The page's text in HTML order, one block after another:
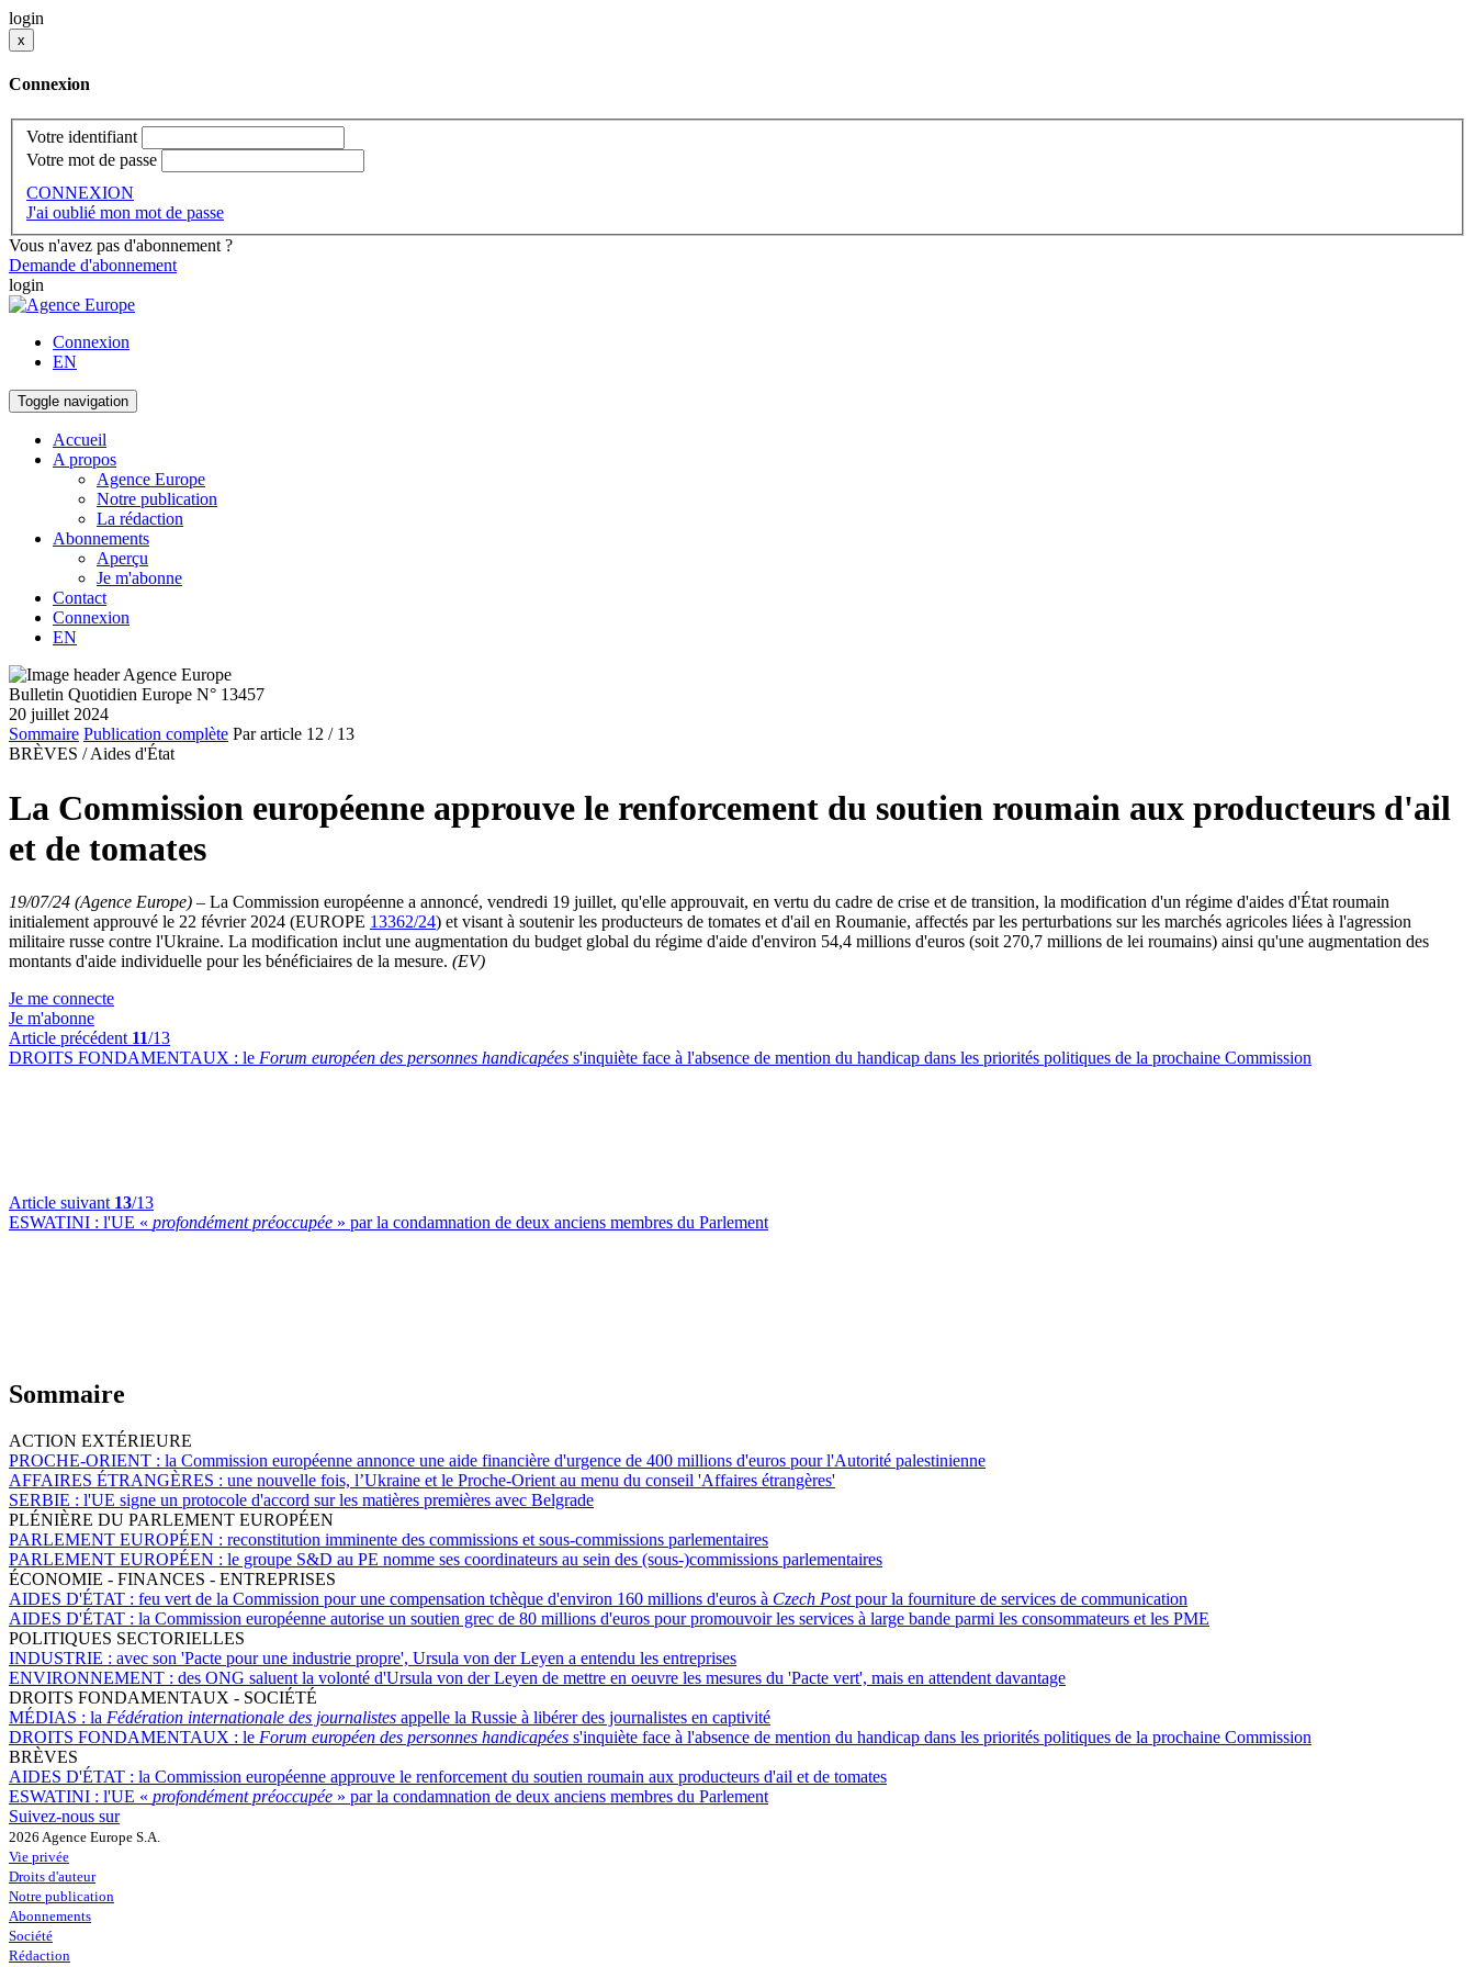
login
x
Connexion
Votre identifiant
Votre mot de passe
CONNEXION
J'ai oublié mon mot de passe
Vous n'avez pas d'abonnement ?
Demande d'abonnement
login
Connexion
EN
Toggle navigation
Accueil
A propos
Agence Europe
Notre publication
La rédaction
Abonnements
Aperçu
Je m'abonne
Contact
Connexion
EN
Bulletin Quotidien Europe N° 13457
20 juillet 2024
Sommaire Publication complète Par article 12 / 13
BRÈVES / Aides d'État
La Commission européenne approuve le renforcement du soutien roumain aux producteurs d'ail
et de tomates
19/07/24 (Agence Europe) – La Commission européenne a annoncé, vendredi 19 juillet, qu'elle approuvait, en vertu du cadre de crise et de transition, la modification d'un régime d'aides d'État roumain
initialement approuvé le 22 février 2024 (EUROPE 13362/24) et visant à soutenir les producteurs de tomates et d'ail en Roumanie, affectés par les perturbations sur les marchés agricoles liées à l'agression
militaire russe contre l'Ukraine. La modification inclut une augmentation du budget global du régime d'aide d'environ 54,4 millions d'euros (soit 270,7 millions de lei roumains) ainsi qu'une augmentation des
montants d'aide individuelle pour les bénéficiaires de la mesure. (EV)
Je me connecte
Je m'abonne
Article précédent 11/13
DROITS FONDAMENTAUX : le Forum européen des personnes handicapées s'inquiète face à l'absence de mention du handicap dans les priorités politiques de la prochaine Commission
Article suivant 13/13
ESWATINI : l'UE « profondément préoccupée » par la condamnation de deux anciens membres du Parlement
Sommaire
ACTION EXTÉRIEURE
PROCHE-ORIENT : la Commission européenne annonce une aide financière d'urgence de 400 millions d'euros pour l'Autorité palestinienne
AFFAIRES ÉTRANGÈRES : une nouvelle fois, l’Ukraine et le Proche-Orient au menu du conseil 'Affaires étrangères'
SERBIE : l'UE signe un protocole d'accord sur les matières premières avec Belgrade
PLÉNIÈRE DU PARLEMENT EUROPÉEN
PARLEMENT EUROPÉEN : reconstitution imminente des commissions et sous-commissions parlementaires
PARLEMENT EUROPÉEN : le groupe S&D au PE nomme ses coordinateurs au sein des (sous-)commissions parlementaires
ÉCONOMIE - FINANCES - ENTREPRISES
AIDES D'ÉTAT : feu vert de la Commission pour une compensation tchèque d'environ 160 millions d'euros à Czech Postpour la fourniture de services de communication
AIDES D'ÉTAT : la Commission européenne autorise un soutien grec de 80 millions d'euros pour promouvoir les services à large bande parmi les consommateurs et les PME
POLITIQUES SECTORIELLES
INDUSTRIE : avec son 'Pacte pour une industrie propre', Ursula von der Leyen a entendu les entreprises
ENVIRONNEMENT : des ONG saluent la volonté d'Ursula von der Leyen de mettre en oeuvre les mesures du 'Pacte vert', mais en attendent davantage
DROITS FONDAMENTAUX - SOCIÉTÉ
MÉDIAS : la Fédération internationale des journalistes appelle la Russie à libérer des journalistes en captivité
DROITS FONDAMENTAUX : le Forum européen des personnes handicapées s'inquiète face à l'absence de mention du handicap dans les priorités politiques de la prochaine Commission
BRÈVES
AIDES D'ÉTAT : la Commission européenne approuve le renforcement du soutien roumain aux producteurs d'ail et de tomates
ESWATINI : l'UE « profondément préoccupée » par la condamnation de deux anciens membres du Parlement
Suivez-nous sur
2026 Agence Europe S.A.
Vie privée
Droits d'auteur
Notre publication
Abonnements
Société
Rédaction